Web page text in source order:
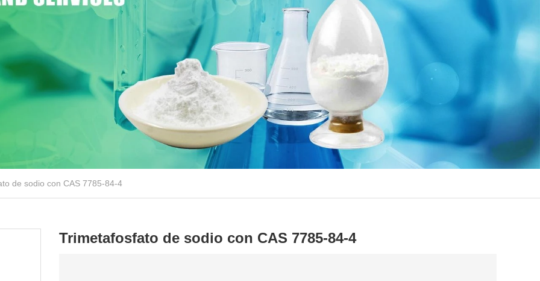
de sodio con CAS 7785-84-4
Trimetafosfato de sodio con CAS 7785-84-4